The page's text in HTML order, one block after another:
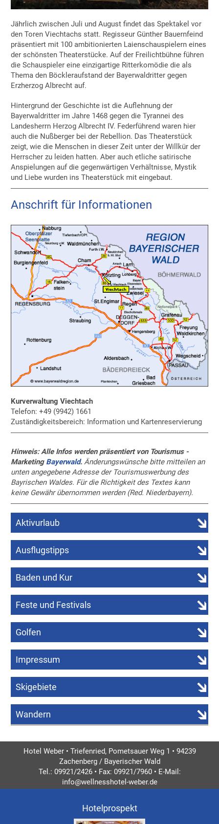
Jährlich zwischen Juli und August findet das Spektakel vor
den Toren Viechtachs statt. Regisseur Günther Bauernfeind
präsentiert mit 100 ambitionierten Laienschauspielern eines
der schönsten Theaterstücke. Auf der Freilichtbühne führen
die Schauspieler eine einzigartige Ritterkomödie die als
Thema den Böckleraufstand der Bayerwaldritter gegen
Erzherzog Albrecht auf.
Hintergrund der Geschichte ist die Auflehnung der
Bayerwaldritter im Jahre 1468 gegen die Tyrannei des
Landesherrn Herzog Albrecht IV. Federführend waren hier
auch die Nußberger bei der Rebellion. Das Theaterstück
zeigt, wie die Menschen in dieser Zeit unter der Willkür der
Herrscher zu leiden hatten. Aber auch etliche satirische
Anspielungen auf die gegenwärtigen Verhältnisse, Mystik
und Liebe wurden ins Theaterstück mit eingebaut.
Anschrift für Informationen
Kurverwaltung Viechtach
Telefon: +49 (9942) 1661
Zuständigkeitsbereich: Information und Kartenreservierung
Hinweis: Alle Infos werden präsentiert von Tourismus -
Marketing Bayerwald. Änderungswünsche bitte mitteilen an
unten angegebene Adresse der Tourismuswerbung des
Bayrischen Waldes. Für die Richtigkeit des Textes kann
keine Gewähr übernommen werden (Red. Niederbayern).
Aktivurlaub
Ausflugstipps
Baden und Kur
Feste und Festivals
Golfen
Impressum
Skigebiete
Wandern
Hotel Weber • Triefenried, Pometsauer Weg 1 • 94239
Zachenberg / Bayerischer Wald
Tel.: 09921/2426 • Fax: 09921/7960 • E-Mail:
info@wellnesshotel-weber.de
Hotelprospekt